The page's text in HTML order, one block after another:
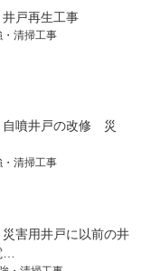
戸再生工事
清掃工事
噴井戸の改修 災
清掃工事
害用井戸に以前の井